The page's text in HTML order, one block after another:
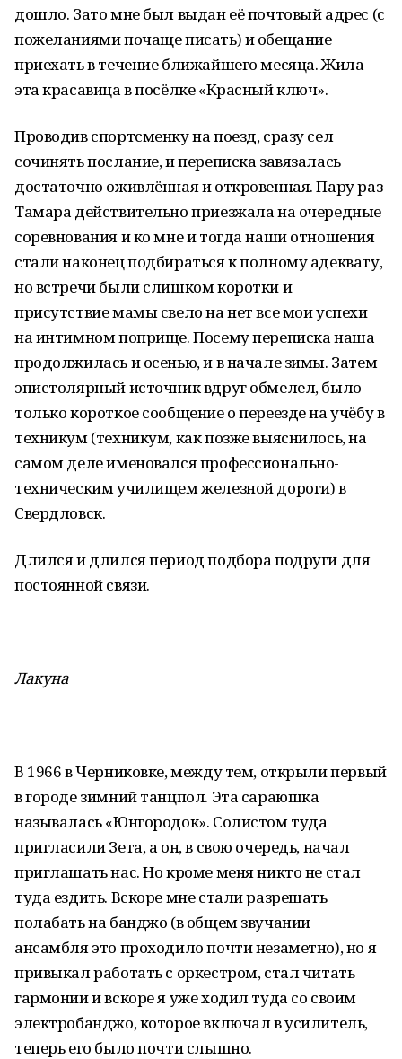
дошло. Зато мне был выдан её почтовый адрес (с
пожеланиями почаще писать) и обещание
приехать в течение ближайшего месяца. Жила
эта красавица в посёлке «Красный ключ».
Проводив спортсменку на поезд, сразу сел
сочинять послание, и переписка завязалась
достаточно оживлённая и откровенная. Пару раз
Тамара действительно приезжала на очередные
соревнования и ко мне и тогда наши отношения
стали наконец подбираться к полному адеквату,
но встречи были слишком коротки и
присутствие мамы свело на нет все мои успехи
на интимном поприще. Посему переписка наша
продолжилась и осенью, и в начале зимы. Затем
эпистолярный источник вдруг обмелел, было
только короткое сообщение о переезде на учёбу в
техникум (техникум, как позже выяснилось, на
самом деле именовался профессионально-
техническим училищем железной дороги) в
Свердловск.
Длился и длился период подбора подруги для
постоянной связи.
Лакуна
В 1966 в Черниковке, между тем, открыли первый
в городе зимний танцпол. Эта сараюшка
называлась «Юнгородок». Солистом туда
пригласили Зета, а он, в свою очередь, начал
приглашать нас. Но кроме меня никто не стал
туда ездить. Вскоре мне стали разрешать
полабать на банджо (в общем звучании
ансамбля это проходило почти незаметно), но я
привыкал работать с оркестром, стал читать
гармонии и вскоре я уже ходил туда со своим
электробанджо, которое включал в усилитель,
теперь его было почти слышно.